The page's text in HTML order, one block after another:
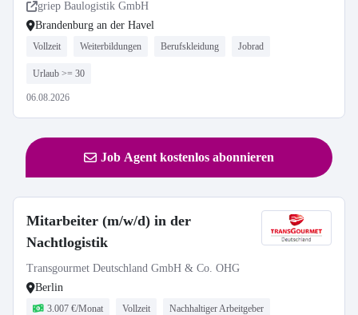
griep Baulogistik GmbH
Brandenburg an der Havel
Vollzeit Weiterbildungen Berufskleidung Jobrad
Urlaub >= 30
06.08.2026
Job Agent kostenlos abonnieren
Mitarbeiter (m/w/d) in der
Nachtlogistik
Transgourmet Deutschland GmbH & Co. OHG
Berlin
3.007 €/Monat Vollzeit Nachhaltiger Arbeitgeber